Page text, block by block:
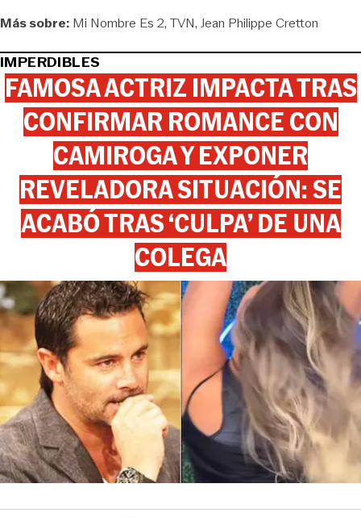
Más sobre: Mi Nombre Es 2 TVN Jean Philippe Cretton
IMPERDIBLES
FAMOSA ACTRIZ IMPACTA TRAS
CONFIRMAR ROMANCE CON
CAMIROGA Y EXPONER
REVELADORA SITUACIÓN: SE
ACABÓ TRAS ‘CULPA’ DE UNA
COLEGA